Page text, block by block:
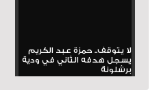
لا يتوقف.. حمزة عبد الكريم
يسجل هدفه الثاني في ودية
برشلونة